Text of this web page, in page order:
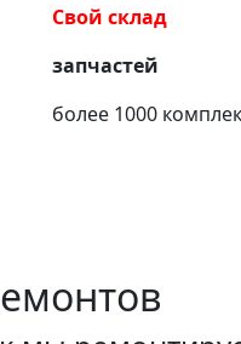
Свой склад
запчастей
более 1000